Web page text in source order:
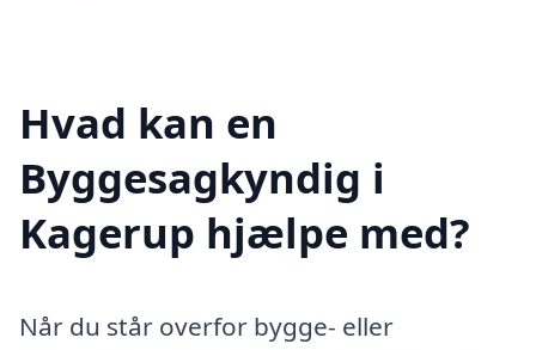
Hvad kan en
Byggesagkyndig i
Kagerup hjælpe med?
Når du står overfor bygge- eller